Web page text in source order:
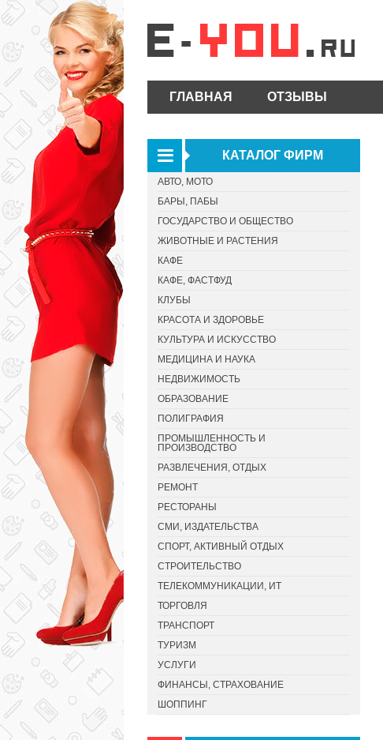
ГЛАВНАЯ ОТЗЫВЫ
КАТАЛОГ ФИРМ
АВТО, МОТО
БАРЫ, ПАБЫ
ГОСУДАРСТВО И ОБЩЕСТВО
ЖИВОТНЫЕ И РАСТЕНИЯ
КАФЕ
КАФЕ, ФАСТФУД
КЛУБЫ
КРАСОТА И ЗДОРОВЬЕ
КУЛЬТУРА И ИСКУССТВО
МЕДИЦИНА И НАУКА
НЕДВИЖИМОСТЬ
ОБРАЗОВАНИЕ
ПОЛИГРАФИЯ
ПРОМЫШЛЕННОСТЬ И
ПРОИЗВОДСТВО
РАЗВЛЕЧЕНИЯ, ОТДЫХ
РЕМОНТ
РЕСТОРАНЫ
СМИ, ИЗДАТЕЛЬСТВА
СПОРТ, АКТИВНЫЙ ОТДЫХ
СТРОИТЕЛЬСТВО
ТЕЛЕКОММУНИКАЦИИ, ИТ
ТОРГОВЛЯ
ТРАНСПОРТ
ТУРИЗМ
УСЛУГИ
ФИНАНСЫ, СТРАХОВАНИЕ
ШОППИНГ